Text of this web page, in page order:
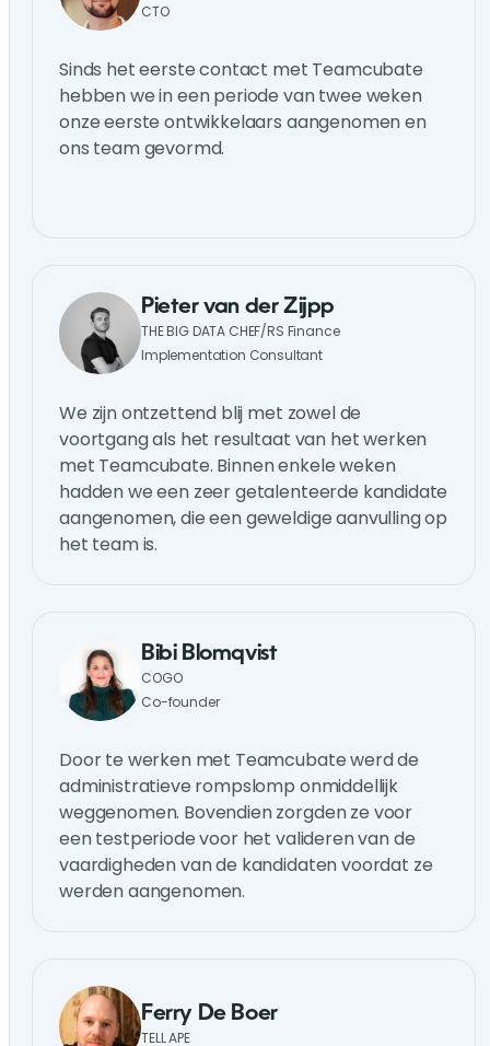
CTO
Sinds het eerste contact met Teamcubate
hebben we in een periode van twee weken
onze eerste ontwikkelaars aangenomen en
ons team gevormd.
Pieter van der Zijpp
THE BIG DATA CHEF/RS Finance
Implementation Consultant
We zijn ontzettend blij met zowel de
voortgang als het resultaat van het werken
met Teamcubate. Binnen enkele weken
hadden we een zeer getalenteerde kandidate
aangenomen, die een geweldige aanvulling op
het team is.
Bibi Blomqvist
COGO
Co-founder
Door te werken met Teamcubate werd de
administratieve rompslomp onmiddellijk
weggenomen. Bovendien zorgden ze voor
een testperiode voor het valideren van de
vaardigheden van de kandidaten voordat ze
werden aangenomen.
Ferry De Boer
TELL APE